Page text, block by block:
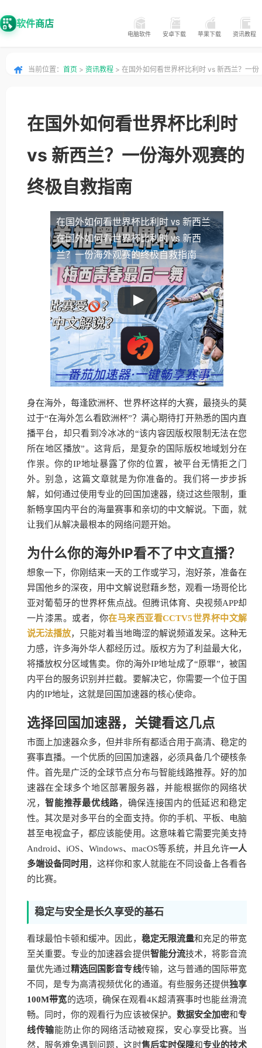
软件商店
电脑软件 安卓下载 苹果下载 资讯教程
当前位置： 首页 > 资讯教程 > 在国外如何看世界杯比利时 vs 新西兰？一份
在国外如何看世界杯比利时
vs 新西兰？一份海外观赛的
终极自救指南
在国外如何看世界杯比利时 vs 新西兰
在国外如何看世界杯比利时 vs 新西
兰？一份海外观赛的终极自救指南
身在海外，每逢欧洲杯、世界杯这样的大赛，最挠头的莫
过于“在海外怎么看欧洲杯”？满心期待打开熟悉的国内直
播平台，却只看到冷冰冰的“该内容因版权限制无法在您
所在地区播放”。这背后，是复杂的国际版权地域划分在
作祟。你的IP地址暴露了你的位置，被平台无情拒之门
外。别急，这篇文章就是为你准备的。我们将一步步拆
解，如何通过使用专业的回国加速器，绕过这些限制，重
新畅享国内平台的海量赛事和亲切的中文解说。下面，就
让我们从解决最根本的网络问题开始。
为什么你的海外IP看不了中文直播？
想象一下，你刚结束一天的工作或学习，泡好茶，准备在
异国他乡的深夜，用中文解说慰藉乡愁，观看一场哥伦比
亚对葡萄牙的世界杯焦点战。但腾讯体育、央视频APP却
一片漆黑。或者，你在马来西亚看CCTV5世界杯中文解
说无法播放，只能对着当地晦涩的解说频道发呆。这种无
力感，许多海外华人都经历过。版权方为了利益最大化，
将播放权分区域售卖。你的海外IP地址成了“原罪”，被国
内平台的服务识别并拦截。要解决它，你需要一个位于国
内的IP地址，这就是回国加速器的核心使命。
选择回国加速器，关键看这几点
市面上加速器众多，但并非所有都适合用于高清、稳定的
赛事直播。一个优质的回国加速器，必须具备几个硬核条
件。首先是广泛的全球节点分布与智能线路推荐。好的加
速器在全球多个地区部署服务器，并能根据你的网络状
况，智能推荐最优线路，确保连接国内的低延迟和稳定
性。其次是对多平台的全面支持。你的手机、平板、电脑
甚至电视盒子，都应该能使用。这意味着它需要完美支持
Android、iOS、Windows、macOS等系统，并且允许一人
多端设备同时用 ，这样你和家人就能在不同设备上各看各
的比赛。
稳定与安全是长久享受的基石
看球最怕卡顿和缓冲。因此， 稳定无限流量和充足的带宽
至关重要。专业的加速器会提供智能分流技术，将影音流
量优先通过精选回国影音专线传输，这与普通的国际带宽
不同，是专为高清视频优化的通道。有些服务还提供独享
100M带宽的选项，确保在观看4K超清赛事时也能丝滑流
畅。同时，你的观看行为应该被保护。 数据安全加密和专
线传输能防止你的网络活动被窥探，安心享受比赛。当
然，服务难免遇到问题，这时售后实时保障和专业的技术